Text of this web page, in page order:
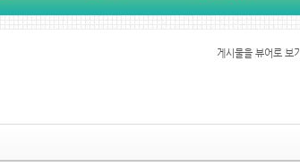
게시물을 뷰어로 보기